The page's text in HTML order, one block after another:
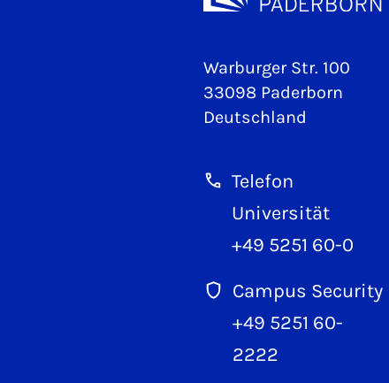
Warburger Str. 100
33098 Paderborn
Deutschland
Telefon
Universität
+49 5251 60-0
Campus Security
+49 5251 60-
2222